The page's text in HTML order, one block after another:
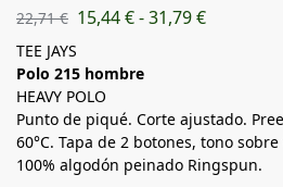
22,71€ 15,44€-31,79€
TEE JAYS
Polo 215 hombre
HEAVY POLO
Punto de piqué. Corte ajustado.
60°C. Tapa de 2 botones, tono
100% algodón peinado Ringspun.